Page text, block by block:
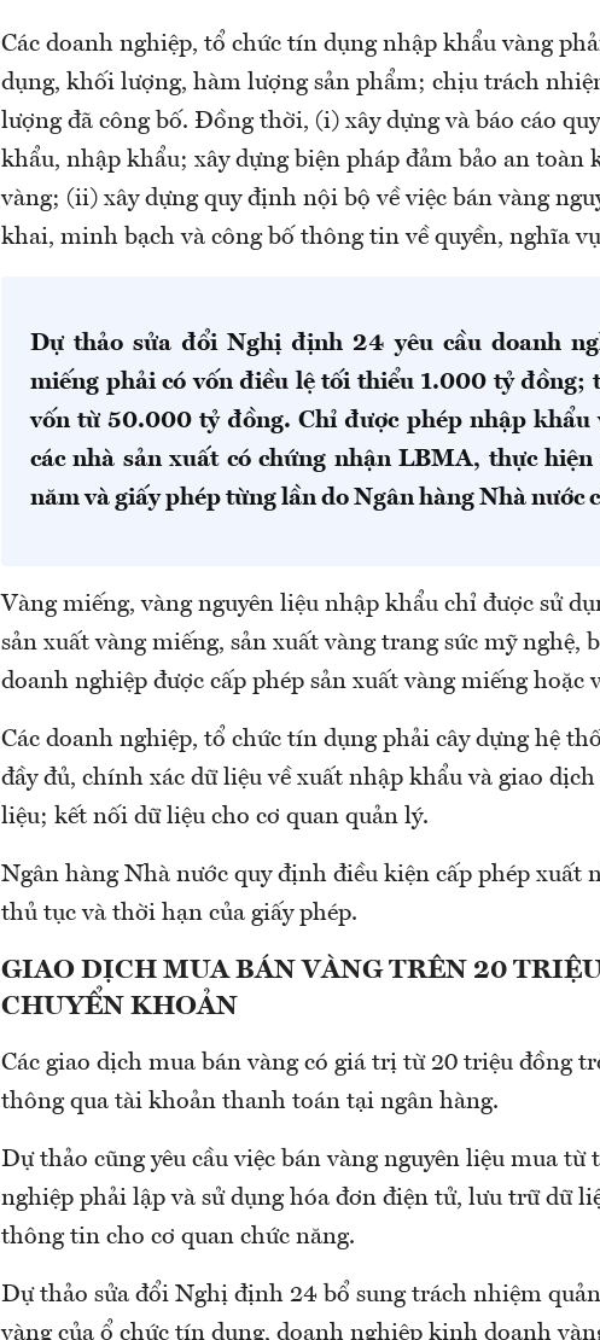
Các doanh nghiệp, tổ chức tín dụng nhập khẩu vàng
dụng, khối lượng, hàm lượng sản phẩm; chịu trách
lượng đã công bố. Đồng thời, (i) xây dựng và báo cáo
khẩu, nhập khẩu; xây dựng biện pháp đảm bảo an toàn
vàng; (ii) xây dựng quy định nội bộ về việc bán vàng
khai, minh bạch và công bố thông tin về quyền, nghĩa
Dự thảo sửa đổi Nghị định 24 yêu cầu doanh
miếng phải có vốn điều lệ tối thiểu 1.000 tỷ đồng;
vốn từ 50.000 tỷ đồng. Chỉ được phép nhập khẩu
các nhà sản xuất có chứng nhận LBMA, thực
năm và giấy phép từng lần do Ngân hàng Nhà nước
Vàng miếng, vàng nguyên liệu nhập khẩu chỉ được sử
sản xuất vàng miếng, sản xuất vàng trang sức mỹ nghệ,
doanh nghiệp được cấp phép sản xuất vàng miếng hoặc
Các doanh nghiệp, tổ chức tín dụng phải cây dựng hệ
đầy đủ, chính xác dữ liệu về xuất nhập khẩu và giao
liệu; kết nối dữ liệu cho cơ quan quản lý.
Ngân hàng Nhà nước quy định điều kiện cấp phép xuất
thủ tục và thời hạn của giấy phép.
GIAO DỊCH MUA BÁN VÀNG TRÊN 20
CHUYỂN KHOẢN
Các giao dịch mua bán vàng có giá trị từ 20 triệu đồng
thông qua tài khoản thanh toán tại ngân hàng.
Dự thảo cũng yêu cầu việc bán vàng nguyên liệu mua
nghiệp phải lập và sử dụng hóa đơn điện tử, lưu trữ dữ
thông tin cho cơ quan chức năng.
Dự thảo sửa đổi Nghị định 24 bổ sung trách nhiệm
vàng của ổ chức tín dụng, doanh nghiệp kinh doanh